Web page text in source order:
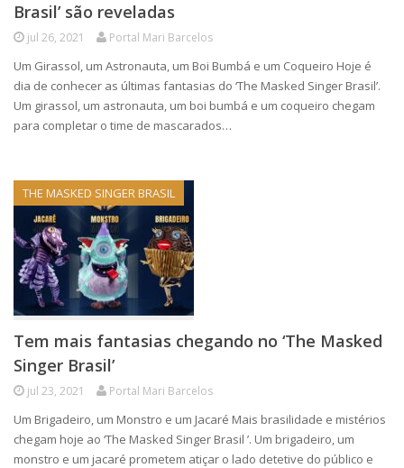
Brasil’ são reveladas
jul 26, 2021 Portal Mari Barcelos
Um Girassol, um Astronauta, um Boi Bumbá e um Coqueiro Hoje é
dia de conhecer as últimas fantasias do ‘The Masked Singer Brasil’.
Um girassol, um astronauta, um boi bumbá e um coqueiro chegam
para completar o time de mascarados…
THE MASKED SINGER BRASIL
Tem mais fantasias chegando no ‘The Masked
Singer Brasil’
jul 23, 2021 Portal Mari Barcelos
Um Brigadeiro, um Monstro e um Jacaré Mais brasilidade e mistérios
chegam hoje ao ‘The Masked Singer Brasil ’. Um brigadeiro, um
monstro e um jacaré prometem atiçar o lado detetive do público e